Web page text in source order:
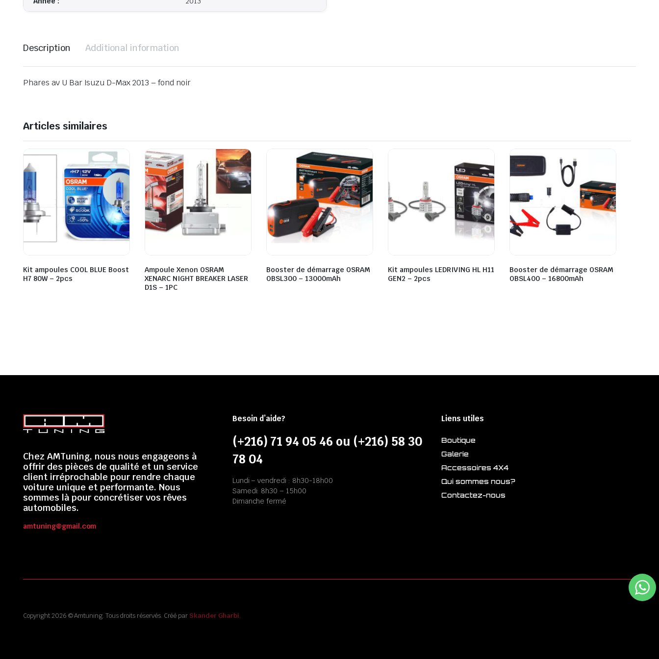
Description Additional information
Phares av U Bar Isuzu D-Max 2013 – fond noir
Articles similaires
Kit ampoules COOL BLUE Boost
H7 80W – 2pcs
Ampoule Xenon OSRAM
XENARC NIGHT BREAKER LASER
D1S – 1PC
Booster de démarrage OSRAM
OBSL300 – 13000mAh
Kit ampoules LEDRIVING HL H11
GEN2 – 2pcs
Booster de démarrage OSRAM
OBSL400 – 16800mAh
Chez AMTuning, nous nous engageons à
offrir des pièces de qualité et un service
client irréprochable pour rendre chaque
voiture unique et performante. Nous
sommes là pour concrétiser vos rêves
automobiles.
amtuning@gmail.com
Besoin d’aide?
(+216) 71 94 05 46 ou (+216) 58 30
78 04
Lundi – vendredi : 8h30-18h00
Samedi: 8h30 – 15h00
Dimanche fermé
Liens utiles
Boutique
Galerie
Accessoires 4X4
Qui sommes nous?
Contactez-nous
Copyright 2026 © Amtuning. Tous droits réservés. Créé par Skander Gharbi.